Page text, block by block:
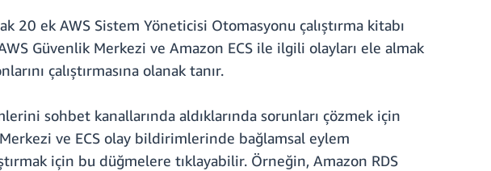
ek AWS Sistem Yöneticisi Otomasyonu çalıştırma kitabı
Güvenlik Merkezi ve Amazon ECS ile ilgili olayları ele almak
çalıştırmasına olanak tanır.
sohbet kanallarında aldıklarında sorunları çözmek için
ve ECS olay bildirimlerinde bağlamsal eylem
için bu düğmelere tıklayabilir. Örneğin, Amazon RDS